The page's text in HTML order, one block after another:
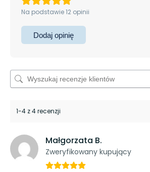
Na podstawie 12 opinii
Dodaj opinię
1-4 z 4 recenzji
Małgorzata B.
Zweryfikowany kupujący